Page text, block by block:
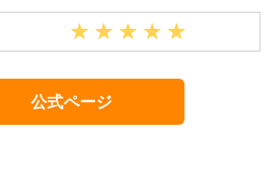
公式ページ